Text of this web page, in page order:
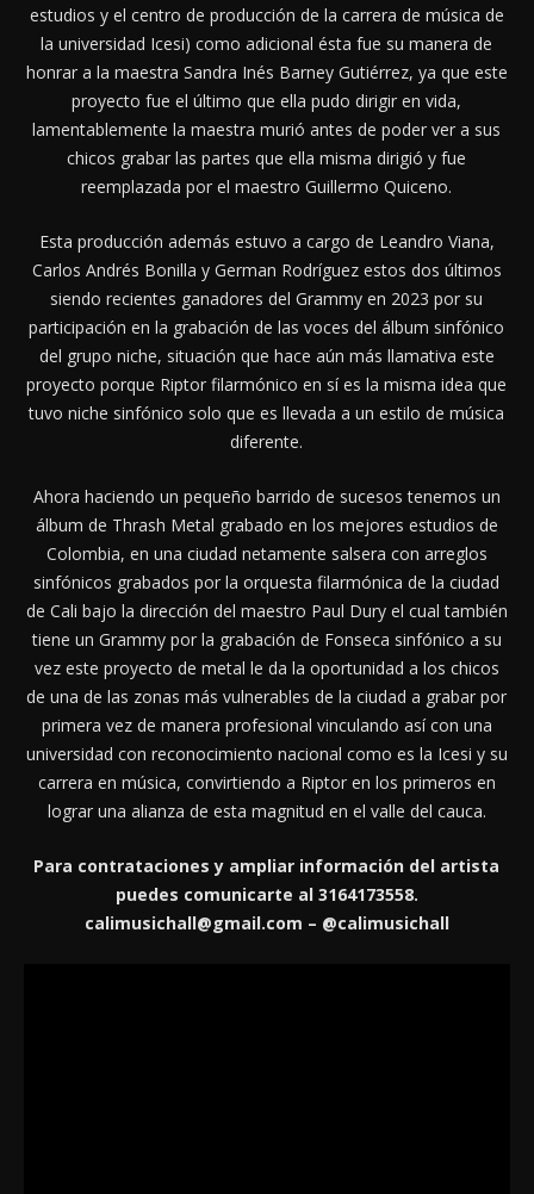
estudios y el centro de producción de la carrera de música de
la universidad Icesi) como adicional ésta fue su manera de
honrar a la maestra Sandra Inés Barney Gutiérrez, ya que este
proyecto fue el último que ella pudo dirigir en vida,
lamentablemente la maestra murió antes de poder ver a sus
chicos grabar las partes que ella misma dirigió y fue
reemplazada por el maestro Guillermo Quiceno.
Esta producción además estuvo a cargo de Leandro Viana,
Carlos Andrés Bonilla y German Rodríguez estos dos últimos
siendo recientes ganadores del Grammy en 2023 por su
participación en la grabación de las voces del álbum sinfónico
del grupo niche, situación que hace aún más llamativa este
proyecto porque Riptor filarmónico en sí es la misma idea que
tuvo niche sinfónico solo que es llevada a un estilo de música
diferente.
Ahora haciendo un pequeño barrido de sucesos tenemos un
álbum de Thrash Metal grabado en los mejores estudios de
Colombia, en una ciudad netamente salsera con arreglos
sinfónicos grabados por la orquesta filarmónica de la ciudad
de Cali bajo la dirección del maestro Paul Dury el cual también
tiene un Grammy por la grabación de Fonseca sinfónico a su
vez este proyecto de metal le da la oportunidad a los chicos
de una de las zonas más vulnerables de la ciudad a grabar por
primera vez de manera profesional vinculando así con una
universidad con reconocimiento nacional como es la Icesi y su
carrera en música, convirtiendo a Riptor en los primeros en
lograr una alianza de esta magnitud en el valle del cauca.
Para contrataciones y ampliar información del artista
puedes comunicarte al 3164173558.
calimusichall@gmail.com – @calimusichall